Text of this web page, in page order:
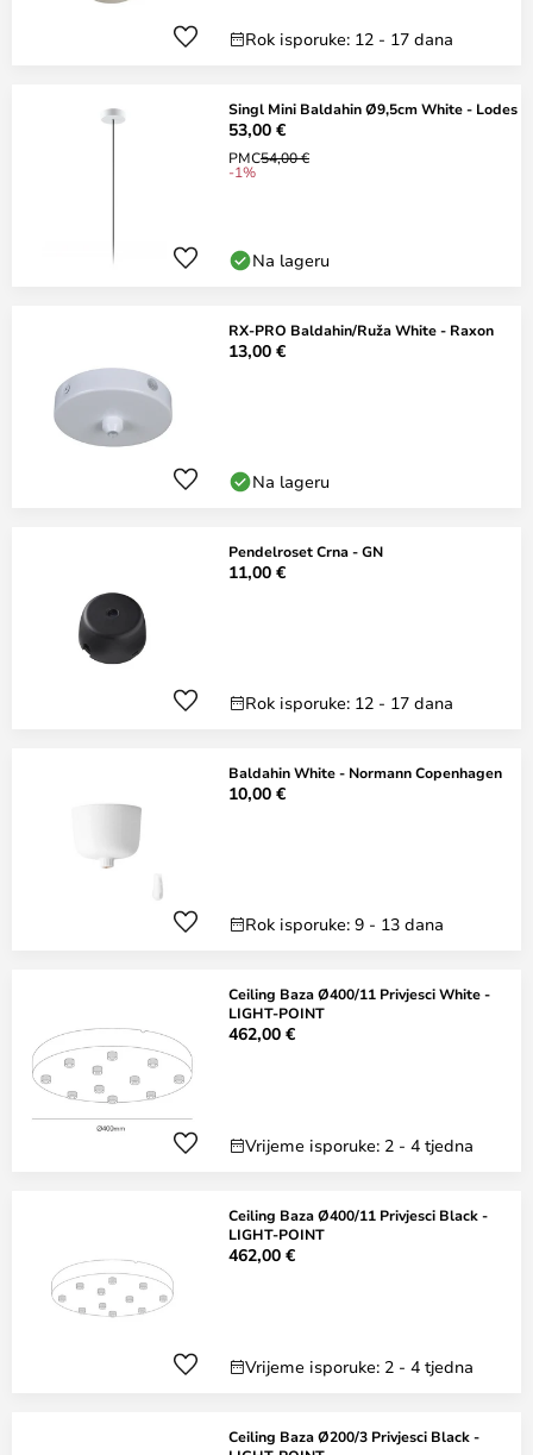
Rok isporuke: 12 - 17 dana
Singl Mini Baldahin Ø9,5cm White - Lodes
53,00 €
PMC54,00 €
-1%
Na lageru
RX-PRO Baldahin/Ruža White - Raxon
13,00 €
Na lageru
Pendelroset Crna - GN
11,00 €
Rok isporuke: 12 - 17 dana
Baldahin White - Normann Copenhagen
10,00 €
Rok isporuke: 9 - 13 dana
Ceiling Baza Ø400/11 Privjesci White -
LIGHT-POINT
462,00 €
Vrijeme isporuke: 2 - 4 tjedna
Ceiling Baza Ø400/11 Privjesci Black -
LIGHT-POINT
462,00 €
Vrijeme isporuke: 2 - 4 tjedna
Ceiling Baza Ø200/3 Privjesci Black -